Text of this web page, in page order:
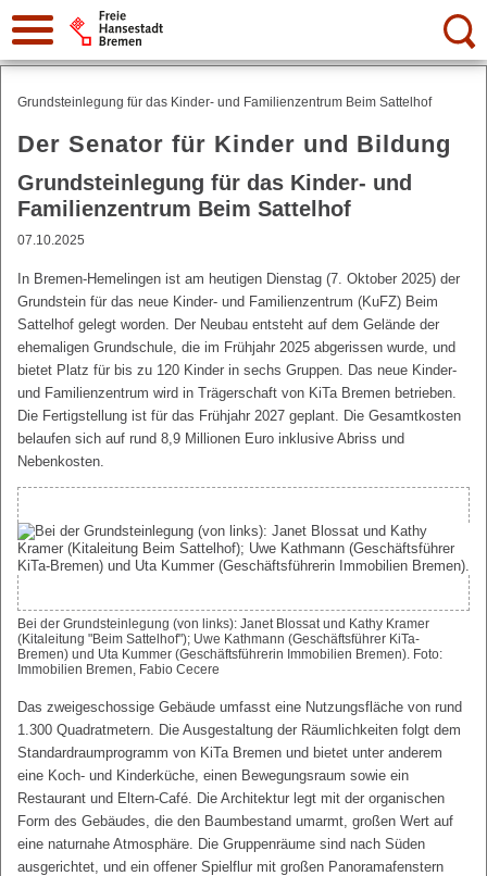
Suche:
Grundsteinlegung für das Kinder- und Familienzentrum Beim Sattelhof
Der Senator für Kinder und Bildung
Grundsteinlegung für das Kinder- und
Familienzentrum Beim Sattelhof
07.10.2025
In Bremen-Hemelingen ist am heutigen Dienstag (7. Oktober 2025) der
Grundstein für das neue Kinder- und Familienzentrum (KuFZ) Beim
Sattelhof gelegt worden. Der Neubau entsteht auf dem Gelände der
ehemaligen Grundschule, die im Frühjahr 2025 abgerissen wurde, und
bietet Platz für bis zu 120 Kinder in sechs Gruppen. Das neue Kinder-
und Familienzentrum wird in Trägerschaft von KiTa Bremen betrieben.
Die Fertigstellung ist für das Frühjahr 2027 geplant. Die Gesamtkosten
belaufen sich auf rund 8,9 Millionen Euro inklusive Abriss und
Nebenkosten.
Bei der Grundsteinlegung (von links): Janet Blossat und Kathy Kramer
(Kitaleitung "Beim Sattelhof"); Uwe Kathmann (Geschäftsführer KiTa-
Bremen) und Uta Kummer (Geschäftsführerin Immobilien Bremen). Foto:
Immobilien Bremen, Fabio Cecere
Das zweigeschossige Gebäude umfasst eine Nutzungsfläche von rund
1.300 Quadratmetern. Die Ausgestaltung der Räumlichkeiten folgt dem
Standardraumprogramm von KiTa Bremen und bietet unter anderem
eine Koch- und Kinderküche, einen Bewegungsraum sowie ein
Restaurant und Eltern-Café. Die Architektur legt mit der organischen
Form des Gebäudes, die den Baumbestand umarmt, großen Wert auf
eine naturnahe Atmosphäre. Die Gruppenräume sind nach Süden
ausgerichtet, und ein offener Spielflur mit großen Panoramafenstern